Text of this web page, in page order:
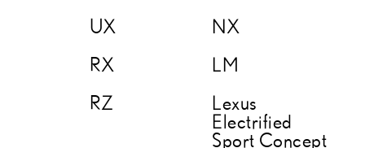
UX
NX
RX
LM
RZ
Lexus
Electrified
Sport Concept